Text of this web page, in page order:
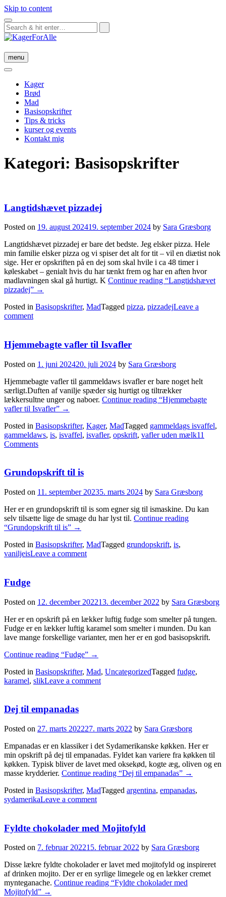
Skip to content
menu
Kager
Brød
Mad
Basisopskrifter
Tips & tricks
kurser og events
Kontakt mig
Kategori: Basisopskrifter
Langtidshævet pizzadej
Posted on 19. august 202419. september 2024 by Sara Græsborg
Langtidshævet pizzadej er bare det bedste. Jeg elsker pizza. Hele
min familie elsker pizza og vi spiser det alt for tit – vil en diætist nok
sige. Her er opskriften på en dej som skal hvile i ca 48 timer i
køleskabet – genialt hvis du har tænkt frem og har en aften hvor
madlavningen skal gå hurtigt. K Continue reading “Langtidshævet
pizzadej” →
Posted in Basisopskrifter, MadTagged pizza, pizzadejLeave a
comment
Hjemmebagte vafler til Isvafler
Posted on 1. juni 202420. juli 2024 by Sara Græsborg
Hjemmebagte vafler til gammeldaws isvafler er bare noget helt
særligt.Duften af vanilje spæder sig hurtigt og tiltrækker
lækkersultne unger og naboer. Continue reading “Hjemmebagte
vafler til Isvafler” →
Posted in Basisopskrifter, Kager, MadTagged gammeldags isvaffel,
gammeldaws, is, isvaffel, isvafler, opskrift, vafler uden mælk11
Comments
Grundopskrift til is
Posted on 11. september 20235. marts 2024 by Sara Græsborg
Her er en grundopskrift til is som egner sig til ismaskine. Du kan
selv tilsætte lige de smage du har lyst til. Continue reading
“Grundopskrift til is” →
Posted in Basisopskrifter, MadTagged grundopskrift, is,
vaniljeisLeave a comment
Fudge
Posted on 12. december 202213. december 2022 by Sara Græsborg
Her er en opskrift på en lækker luftig fudge som smelter på tungen.
Fudge er en lækker luftig karamel som smelter i munden. Du kan
lave mange forskellige varianter, men her er en god basisopskrift.
Continue reading “Fudge” →
Posted in Basisopskrifter, Mad, UncategorizedTagged fudge,
karamel, slikLeave a comment
Dej til empanadas
Posted on 27. marts 202227. marts 2022 by Sara Græsborg
Empanadas er en klassiker i det Sydamerikanske køkken. Her er
min opskrift på dej til empanadas. Fyldet kan variere fra køkken til
køkken. Typisk bliver de lavet med oksekød, kogte æg, oliven og en
masse krydderier. Continue reading “Dej til empanadas” →
Posted in Basisopskrifter, MadTagged argentina, empanadas,
sydamerikaLeave a comment
Fyldte chokolader med Mojitofyld
Posted on 7. februar 202215. februar 2022 by Sara Græsborg
Disse lækre fyldte chokolader er lavet med mojitofyld og inspireret
af drinken mojito. Der er en syrlige limegele og en lækker cremet
mynteganache. Continue reading “Fyldte chokolader med
Mojitofyld” →